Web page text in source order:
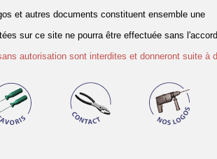
et autres documents constituent ensemble une
sur ce site ne pourra être effectuée sans l'accord
autorisation sont interdites et donneront suite à